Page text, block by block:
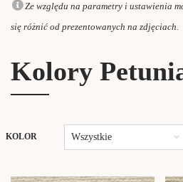
Ze względu na parametry i ustawienia
się różnić od prezentowanych na zdjęciach.
Kolory
KOLOR Wszystkie